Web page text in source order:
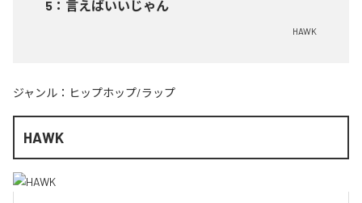
5 ： 言えばいいじゃん
HAWK
ジャンル： ヒップホップ/ラップ
HAWK